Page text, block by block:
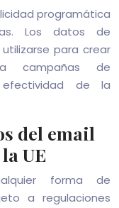
programática
Los datos de
para crear
campañas de
de la
del email
UE
forma de
a regulaciones